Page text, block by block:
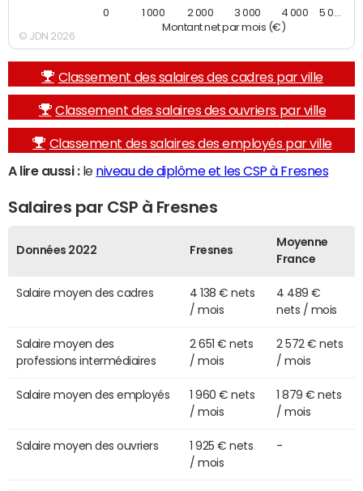
Montant net par mois (€)
0 1 000 2 000 3 000 4 000 5 0…
© JDN 2026
Classement des salaires des cadres par ville
Classement des salaires des ouvriers par ville
Classement des salaires des employés par ville
A lire aussi :le niveau de diplôme et les CSP à Fresnes
Salaires par CSP à Fresnes
Données 2022 Fresnes
Moyenne
France
Salaire moyen des cadres
4 138 € nets
/ mois
4 489 €
nets / mois
Salaire moyen des
professions intermédiaires
2 651 € nets
/ mois
2 572 € nets
/ mois
Salaire moyen des employés
1 960 € nets
/ mois
1 879 € nets
/ mois
Salaire moyen des ouvriers
1 925 € nets
/ mois
-